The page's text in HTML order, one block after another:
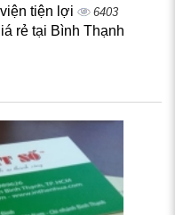
tiện lợi 6403
rẻ tại Bình Thạnh